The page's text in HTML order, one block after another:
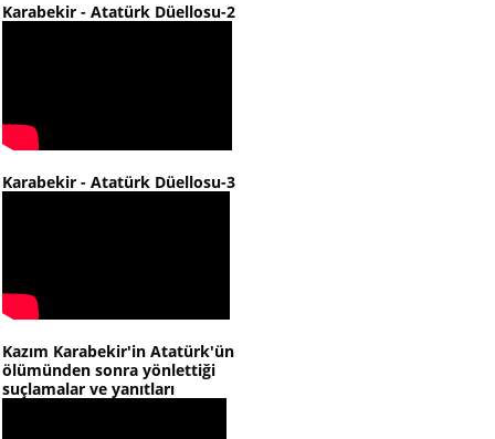
Karabekir - Atatürk Düellosu-2
Karabekir - Atatürk Düellosu-3
Kazım Karabekir'in Atatürk'ün
ölümünden sonra yönlettiği
suçlamalar ve yanıtları